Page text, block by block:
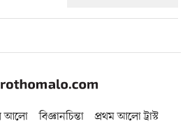
আলো বিজ্ঞানচিন্তা
প্রথম আলো ট্রাস্ট